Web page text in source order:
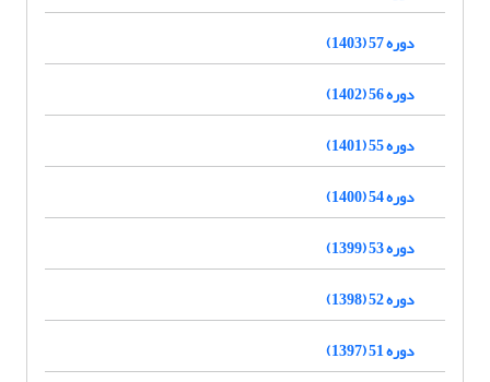
دوره 57 (1403)
دوره 56 (1402)
دوره 55 (1401)
دوره 54 (1400)
دوره 53 (1399)
دوره 52 (1398)
دوره 51 (1397)